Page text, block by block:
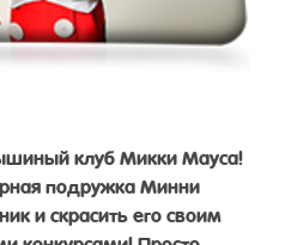
клуб Микки Мауса!
подружка Минни
и скрасить его своим